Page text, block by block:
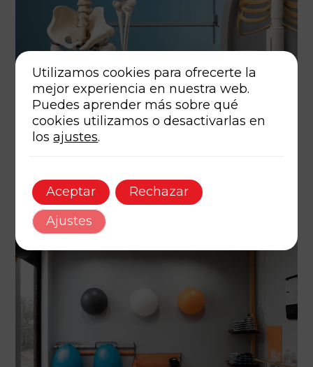
Utilizamos cookies para ofrecerte la
mejor experiencia en nuestra web.
Puedes aprender más sobre qué
cookies utilizamos o desactivarlas en
losajustes.
Aceptar
Rechazar
Ajustes